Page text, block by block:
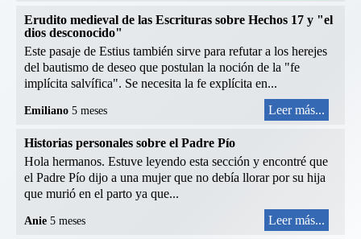
Erudito medieval de las Escrituras sobre Hechos 17 y "el
dios desconocido"
Este pasaje de Estius también sirve para refutar a los herejes
del bautismo de deseo que postulan la noción de la "fe
implícita salvífica". Se necesita la fe explícita en...
Emiliano 5 meses Leer más...
Historias personales sobre el Padre Pío
Hola hermanos. Estuve leyendo esta sección y encontré que
el Padre Pío dijo a una mujer que no debía llorar por su hija
que murió en el parto ya que...
Anie 5 meses Leer más...